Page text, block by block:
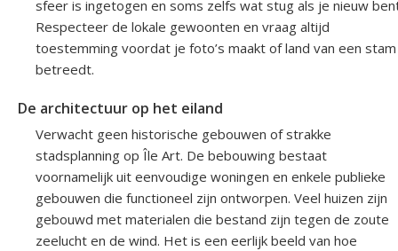
sfeer is ingetogen en soms zelfs wat stug als je nieuw
Respecteer de lokale gewoonten en vraag altijd
toestemming voordat je foto’s maakt of land van een stam
betreedt.
De architectuur op het eiland
Verwacht geen historische gebouwen of strakke
stadsplanning op Île Art. De bebouwing bestaat
voornamelijk uit eenvoudige woningen en enkele publieke
gebouwen die functioneel zijn ontworpen. Veel huizen zijn
gebouwd met materialen die bestand zijn tegen de zoute
zeelucht en de wind. Het is een eerlijk beeld van hoe